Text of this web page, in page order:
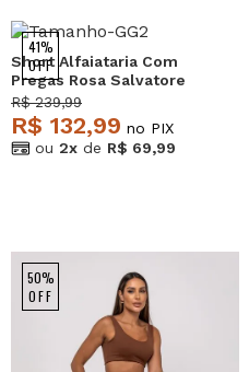
41%
OFF
Short Alfaiataria Com
Pregas Rosa Salvatore
R$ 239,99
R$ 132,99 no PIX
ou 2x de R$ 69,99
50%
OFF